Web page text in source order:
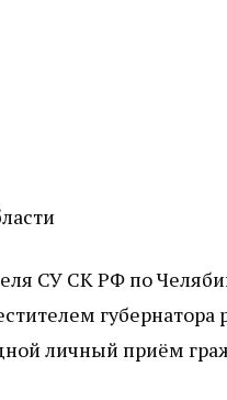
СУ СК РФ по
губернатора
личный приём